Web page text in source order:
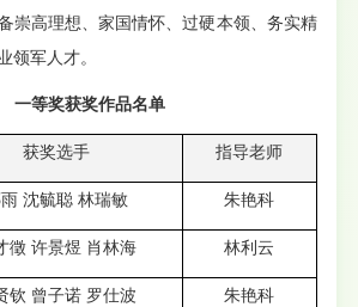
崇高理想、家国情怀、过硬本领、务实精
领军人才。
一等奖获奖作品名单
获奖选手 指导老师
沈毓聪 林瑞敏 朱艳科
徵 许景煜 肖林海 林利云
钦 曾子诺 罗仕波 朱艳科